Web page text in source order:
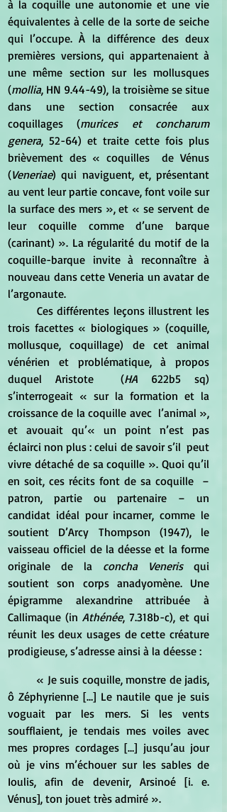
à la coquille une autonomie et une vie
équivalentes à celle de la sorte de seiche
qui l’occupe. À la différence des deux
premières versions, qui appartenaient à
une même section sur les mollusques
(mollia, HN 9.44-49), la troisième se situe
dans une section consacrée aux
coquillages (murices et concharum
genera, 52-64) et traite cette fois plus
brièvement des « coquilles  de Vénus
(Veneriae) qui naviguent, et, présentant
au vent leur partie concave, font voile sur
la surface des mers », et « se servent de
leur coquille comme d’une barque
(carinant) ». La régularité du motif de la
coquille-barque invite à reconnaître à
nouveau dans cette Veneria un avatar de
l’argonaute.
	Ces différentes leçons illustrent les
trois facettes « biologiques » (coquille,
mollusque, coquillage) de cet animal
vénérien et problématique, à propos
duquel Aristote  (HA 622b5 sq)
s’interrogeait « sur la formation et la
croissance de la coquille avec  l’animal »,
et avouait qu’« un point n’est pas
éclairci non plus : celui de savoir s’il  peut
vivre détaché de sa coquille ». Quoi qu’il
en soit, ces récits font de sa coquille  –
patron, partie ou partenaire – un
candidat idéal pour incarner, comme le
soutient D’Arcy Thompson (1947), le
vaisseau officiel de la déesse et la forme
originale de la concha Veneris qui
soutient son corps anadyomène. Une
épigramme alexandrine attribuée à
Callimaque (in Athénée, 7.318b-c), et qui
réunit les deux usages de cette créature
prodigieuse, s’adresse ainsi à la déesse :
ô Zéphyrienne […] Le nautile que je suis
voguait par les mers. Si les vents
soufflaient, je tendais mes voiles avec
mes propres cordages […] jusqu’au jour
où je vins m’échouer sur les sables de
Ioulis, afin de devenir, Arsinoé [i. e.
Vénus], ton jouet très admiré ».